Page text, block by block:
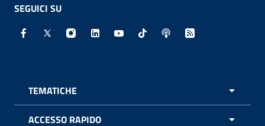
SEGUICI SU
Facebook - Sito esterno - Apertura in nuova finestra
X - Sito esterno - Apertura in nuova finestra
Instagram - Sito esterno - Apertura in
Linkedin - Sito esterno - Apertura in
Youtube - Sito esterno -
TikTok - Sito esterno -
Spreaker - Sito
Feed RSS -
TEMATICHE
ACCESSO RAPIDO